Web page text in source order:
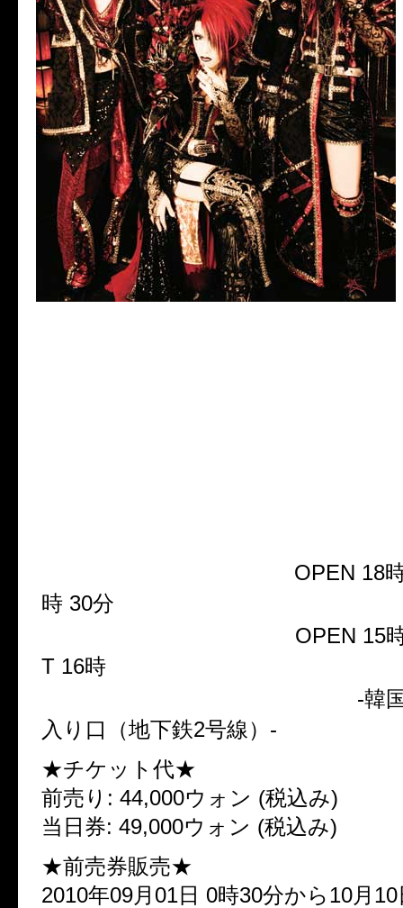
OPEN 18
時 30分
OPEN 15
T 16時
-韓
入り口（地下鉄2号線）-
★チケット代★
前売り: 44,000ウォン (税込み)
当日券: 49,000ウォン (税込み)
★前売券販売★
2010年09月01日 0時30分から10月